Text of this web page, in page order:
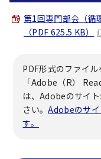
第1回専門部会（
（PDF 625.5 KB）
PDF形式のファイル
「Adobe（R）
は、Adobeのサイ
さい。Adobeのサ
す。